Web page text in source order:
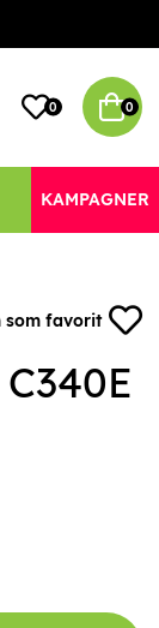
0 0
KAMPAGNER
som favorit